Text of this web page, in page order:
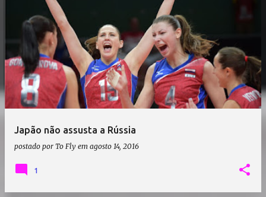
Japão não assusta a Rússia
postado por To Fly em agosto 14, 2016
1